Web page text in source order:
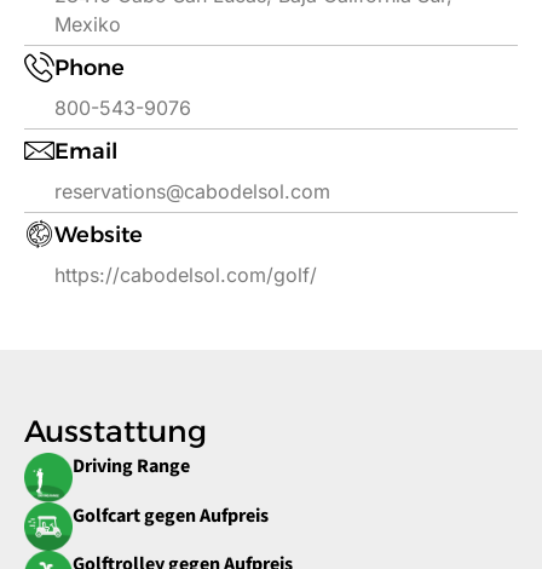
Mexiko
Phone
800-543-9076
Email
reservations@cabodelsol.com
Website
https://cabodelsol.com/golf/
Ausstattung
Driving Range
Golfcart gegen Aufpreis